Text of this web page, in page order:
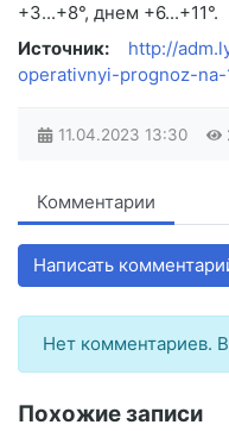
+3...+8°, днем +6...+11°.
Источник:
http://
operativnyi-prognoz-
11.04.2023 13:30
Комментарии
Написать
Нет комментариев.
Похожие записи